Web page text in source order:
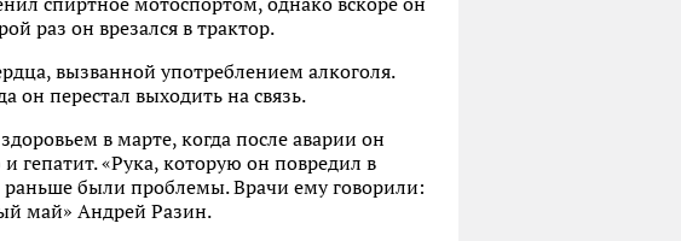
раз он врезался в трактор.
вызванной употреблением алкоголя.
он перестал выходить на связь.
в марте, когда после аварии он
гепатит. «Рука, которую он повредил в
раньше были проблемы. Врачи ему говорили:
май» Андрей Разин.